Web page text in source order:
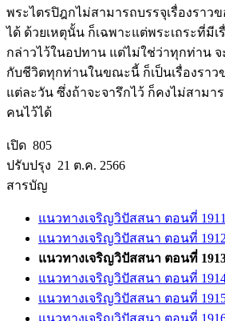
พระไตรปิฎกไม่สามารถบรรจุเรื่องราว
ได้ ด้วยเหตุนั้น ก็เฉพาะแต่พระเถระที่มีเ
กล่าวไว้ในอปทาน แต่ไม่ใช่ว่าทุกท่าน จ
กับชีวิตทุกท่านในขณะนี้ ก็เป็นเรื่องราว
แต่ละวัน ซึ่งถ้าจะจารึกไว้ ก็คงไม่สามา
คนไว้ได้
เปิด 805
ปรับปรุง 21 ต.ค. 2566
สารบัญ
แนวทางเจริญวิปัสสนา ตอนที่ 1911
แนวทางเจริญวิปัสสนา ตอนที่ 1912
แนวทางเจริญวิปัสสนา ตอนที่
แนวทางเจริญวิปัสสนา ตอนที่
แนวทางเจริญวิปัสสนา ตอนที่
แนวทางเจริญวิปัสสนา ตอนที่